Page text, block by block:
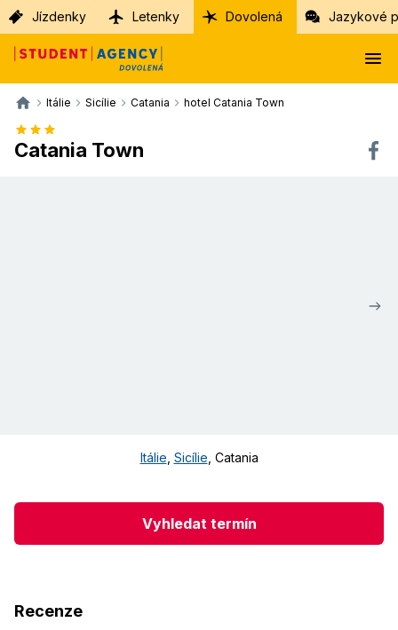
Jízdenky Letenky Dovolená Jazykové
Itálie Sicílie Catania hotel Catania Town
Catania Town
Itálie Sicílie Catania
Vyhledat termín
Recenze